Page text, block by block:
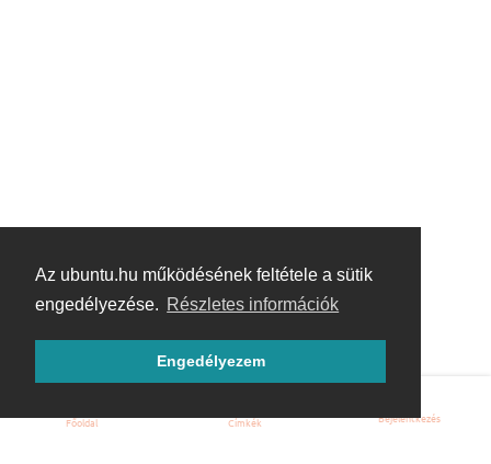
Az ubuntu.hu működésének feltétele a sütik
engedélyezése. Részletes információk
Engedélyezem
Főoldal Címkék Bejelentkezés